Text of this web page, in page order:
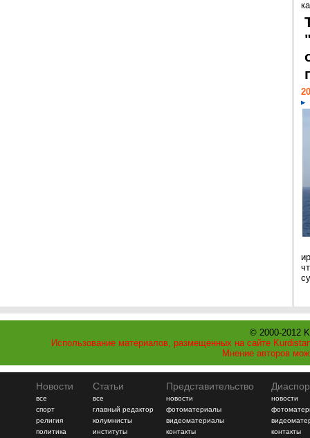
© 2000-2012
Использование материалов, размещенных на сайте
Мнение авторов
Новости
все
спорт
религия
политика
Статьи
все
главный редактор
колумнисты
институты
Представительство
новости
фотоматериалы
видеоматериалы
контакты
новости
контакты